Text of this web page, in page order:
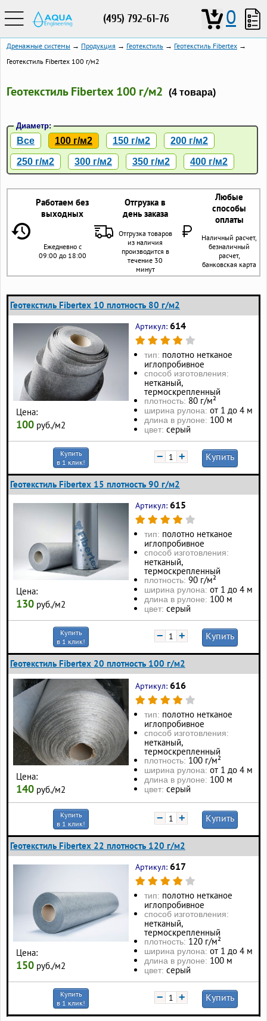
(495) 792-61-76 0
Дренажные системы → Продукция → Геотекстиль → Геотекстиль Fibertex →
Геотекстиль Fibertex 100 г/м2
Геотекстиль Fibertex 100 г/м2 (4 товара)
Диаметр:
Все 100 г/м2 150 г/м2 200 г/м2
250 г/м2 300 г/м2 350 г/м2 400 г/м2
Работаем без
выходных
Отгрузка в
день заказа
Любые
способы
оплаты
Ежедневно с
09:00 до 18:00
Отгрузка товаров
из наличия
производится в
течение 30
минут
Наличный расчет,
безналичный
расчет,
банковская карта
Геотекстиль Fibertex 10 плотность 80 г/м2
Цена:
100 руб./м2
Артикул: 614
тип: полотно нетканое
иглопробивное
способ изготовления:
нетканый,
термоскрепленный
плотность: 80 г/м²
ширина рулона: от 1 до 4 м
длина в рулоне: 100 м
цвет: серый
Купить
в 1 клик!
− + Купить
Геотекстиль Fibertex 15 плотность 90 г/м2
Цена:
130 руб./м2
Артикул: 615
тип: полотно нетканое
иглопробивное
способ изготовления:
нетканый,
термоскрепленный
плотность: 90 г/м²
ширина рулона: от 1 до 4 м
длина в рулоне: 100 м
цвет: серый
Купить
в 1 клик!
− + Купить
Геотекстиль Fibertex 20 плотность 100 г/м2
Цена:
140 руб./м2
Артикул: 616
тип: полотно нетканое
иглопробивное
способ изготовления:
нетканый,
термоскрепленный
плотность: 100 г/м²
ширина рулона: от 1 до 4 м
длина в рулоне: 100 м
цвет: серый
Купить
в 1 клик!
− + Купить
Геотекстиль Fibertex 22 плотность 120 г/м2
Цена:
150 руб./м2
Артикул: 617
тип: полотно нетканое
иглопробивное
способ изготовления:
нетканый,
термоскрепленный
плотность: 120 г/м²
ширина рулона: от 1 до 4 м
длина в рулоне: 100 м
цвет: серый
Купить
в 1 клик!
− + Купить